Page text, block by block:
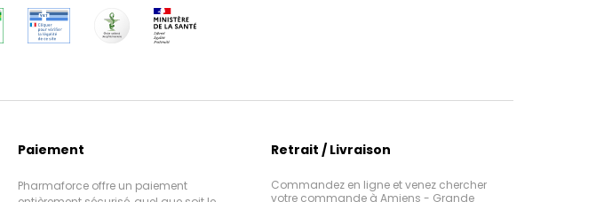
Paiement
Pharmaforce offre un paiement
Retrait / Livraison
Commandez en ligne et venez chercher
votre commande à Amiens - Grande